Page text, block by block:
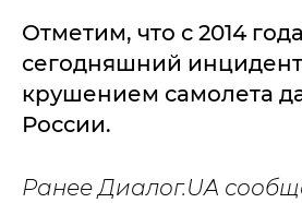
Отметим, что с 2014 года
сегодняшний инцидент
крушением самолета
России.
Ранее Диалог.UA